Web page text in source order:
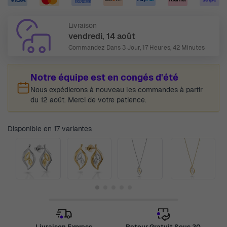
Livraison
vendredi, 14 août
Commandez Dans 3 Jour, 17 Heures, 42 Minutes
Notre équipe est en congés d'été
Nous expédierons à nouveau les commandes à partir
du 12 août. Merci de votre patience.
Disponible en 17 variantes